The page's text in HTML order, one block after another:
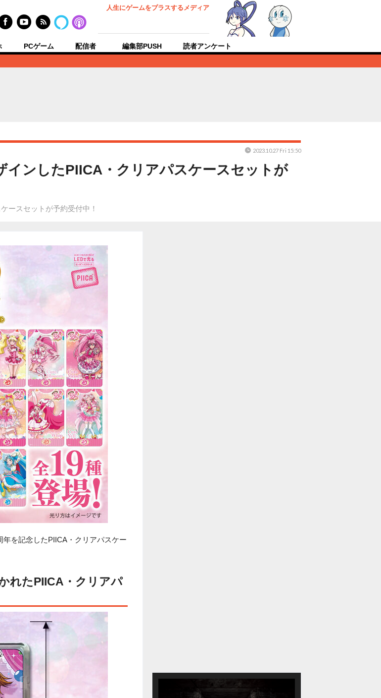
人生にゲームをプラスするメディア
PCゲーム 配信者 編集部PUSH 読者アンケート
インしたPIICA・クリアパスケースセットが
ースセットが予約受付中！
2023.10.27 Fri 15:50
を記念したPIICA・クリアパスケー
れたPIICA・クリアパ